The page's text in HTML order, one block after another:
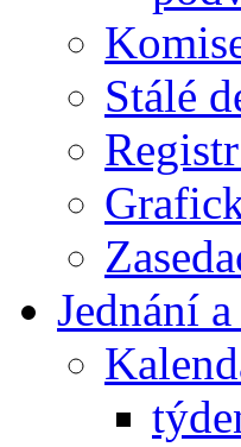
Stálé
Jednání